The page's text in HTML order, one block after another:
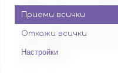
съответствие с
и и), както и член
данните;
Приеми всички
Откажи всички
Настройки